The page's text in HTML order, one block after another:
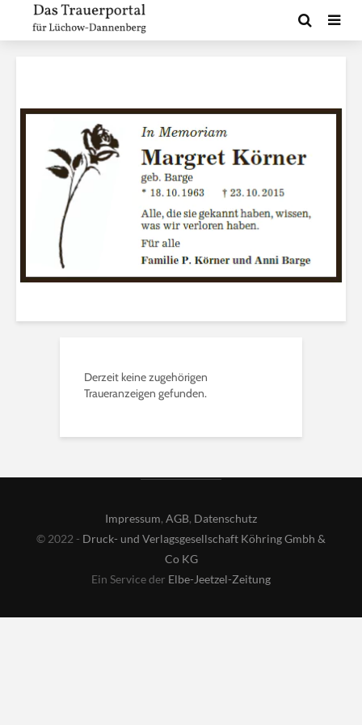
Derzeit keine zugehörigen
Traueranzeigen gefunden.
Impressum, AGB, Datenschutz
© 2022 - Druck- und Verlagsgesellschaft Köhring Gmbh &
Co KG
Ein Service der Elbe-Jeetzel-Zeitung